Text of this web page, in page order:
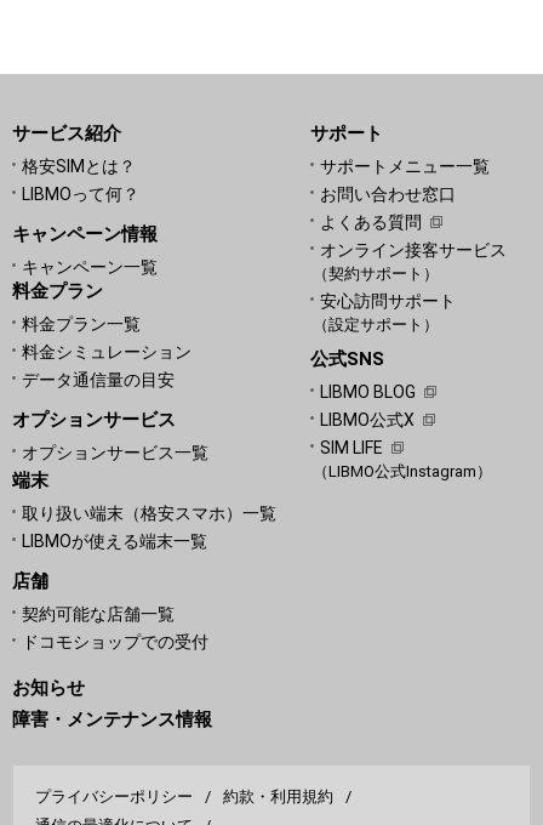
サービス紹介
格安SIMとは？
LIBMOって何？
キャンペーン情報
キャンペーン一覧
料金プラン
料金プラン一覧
料金シミュレーション
データ通信量の目安
オプションサービス
オプションサービス一覧
端末
取り扱い端末（格安スマホ）一覧
LIBMOが使える端末一覧
店舗
契約可能な店舗一覧
ドコモショップでの受付
サポート
サポートメニュー一覧
お問い合わせ窓口
よくある質問
オンライン接客サービス
（契約サポート）
安心訪問サポート
（設定サポート）
公式SNS
LIBMO BLOG
LIBMO公式X
SIM LIFE
（LIBMO公式Instagram）
お知らせ
障害・メンテナンス情報
プライバシーポリシー
約款・利用規約